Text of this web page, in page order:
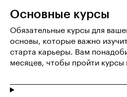
Основные курсы
Обязательные курсы для
основы, которые важно
старта карьеры. Вам
месяцев, чтобы пройти курсы